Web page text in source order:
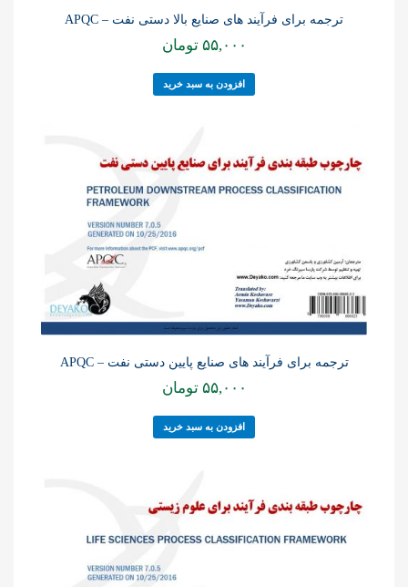
ترجمه برای فرآیند های صنایع بالا دستی نفت – APQC
۵۵,۰۰۰ تومان
افزودن به سبد خرید
ترجمه برای فرآیند های صنایع پایین دستی نفت – APQC
۵۵,۰۰۰ تومان
افزودن به سبد خرید